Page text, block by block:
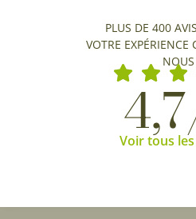
PLUS DE 400
VOTRE EXPÉRIENCE
NOUS
Voir tous